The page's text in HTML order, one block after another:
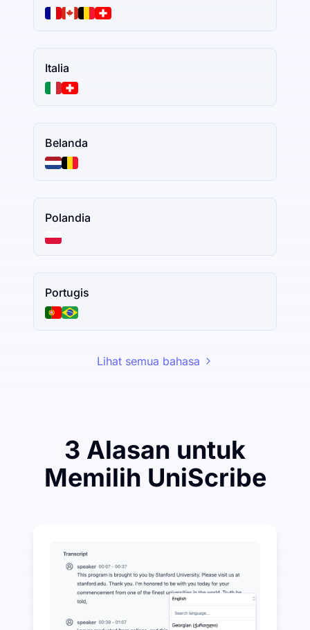
Italia
Belanda
Polandia
Portugis
Lihat semua bahasa
3 Alasan untuk
Memilih UniScribe
UniScribe menawarkan 120 menit transkripsi
Lebih Banyak Fitur AI Tersedia Selain Audio-ke-Teks
Secara otomatis menghasilkan ringkasan, peta